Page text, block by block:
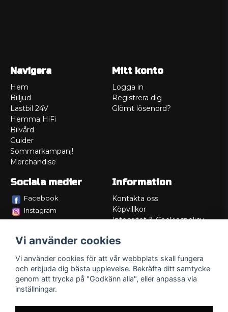
Navigera
Hem
Billjud
Lastbil 24V
Hemma HiFi
Bilvård
Guider
Sommarkampanj!
Merchandise
Mitt konto
Logga in
Registrera dig
Glömt lösenord?
Sociala medier
Facebook
Instagram
Information
Kontakta oss
Köpvillkor
Integritet & Cookiespolicy
Service/Garanti
Lådritning
Om oss
Vi använder cookies
Vi använder cookies för att vår webbplats skall fungera
och erbjuda dig bästa upplevelse. Bekräfta ditt samtycke
genom att trycka på "Godkänn alla", eller anpassa via
inställningar.